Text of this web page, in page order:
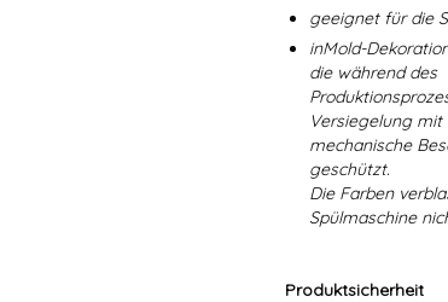
geeignet für die
inMold-
die während des
Versiegelung
mechanische
geschützt.
Die Farben
Spülmaschine
Produktsicherheit